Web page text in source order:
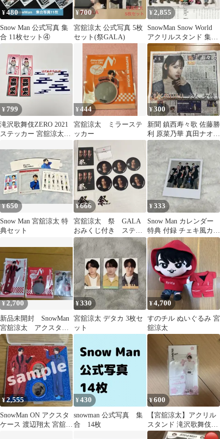
¥480
Snow Man 公式写真 集
合 11枚セット④
¥700
宮舘涼太 公式写真 5枚
セット(祭GALA)
¥2,855
SnowMan Snow World
アクリルスタンド 集合
アクスタ
¥ 799
滝沢歌舞伎ZERO 2021
ステッカー 宮舘涼太
¥444
宮舘涼太 ミラーステ
ッカー
¥300
新聞 鎮西寿々歌 佐藤勝
利 原菜乃華 真田ナオキ
宮舘涼太 岩崎碧 近藤頌
利
¥650
Snow Man 宮舘涼太 特
典セット
¥666
宮舘涼太 祭 GALA
おみくじ付き ステッ
カー SnowMan スノ
¥333
Snow Man カレンダー
特典 付録 チェキ風カー
ド 全員 集合
¥2,700
新品未開封 SnowMan
宮舘涼太 アクスタミ
ラーステッカークリア
ステッカー
¥330
宮舘涼太 デタカ 3枚セ
ット
¥4,700
すのチル ぬいぐるみ 宮
舘涼太
¥2,555
SnowMan ON アクスタ
ケース 渡辺翔太 宮舘涼
¥430
snowman 公式写真 集
合 14枚
¥600
【宮舘涼太】アクリル
スタンド 滝沢歌舞伎
ZERO FINAL 和装